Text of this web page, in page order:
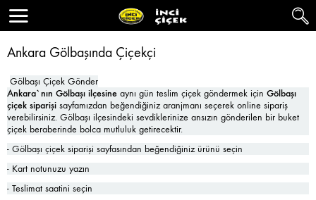
Ankara Gölbaşında Çiçekçi
Gölbaşı Çiçek Gönder
Ankara`nın Gölbaşı ilçesine aynı gün teslim çiçek göndermek için Gölbaşı
çiçek siparişi sayfamızdan beğendiğiniz aranjmanı seçerek online sipariş
verebilirsiniz. Gölbaşı ilçesindeki sevdiklerinize ansızın gönderilen bir buket
çiçek beraberinde bolca mutluluk getirecektir.
- Gölbaşı çiçek siparişi sayfasından beğendiğiniz ürünü seçin
- Kart notunuzu yazın
- Teslimat saatini seçin